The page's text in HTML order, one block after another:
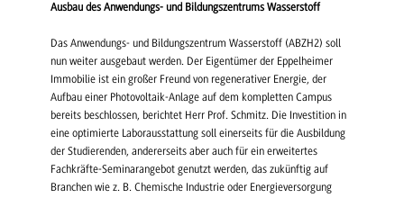
Ausbau des Anwendungs- und Bildungszentrums Wasserstoff
Das Anwendungs- und Bildungszentrum Wasserstoff (ABZH2) soll
nun weiter ausgebaut werden. Der Eigentümer der Eppelheimer
Immobilie ist ein großer Freund von regenerativer Energie, der
Aufbau einer Photovoltaik-Anlage auf dem kompletten Campus
bereits beschlossen, berichtet Herr Prof. Schmitz. Die Investition in
eine optimierte Laborausstattung soll einerseits für die Ausbildung
der Studierenden, andererseits aber auch für ein erweitertes
Fachkräfte-Seminarangebot genutzt werden, das zukünftig auf
Branchen wie z. B. Chemische Industrie oder Energieversorgung